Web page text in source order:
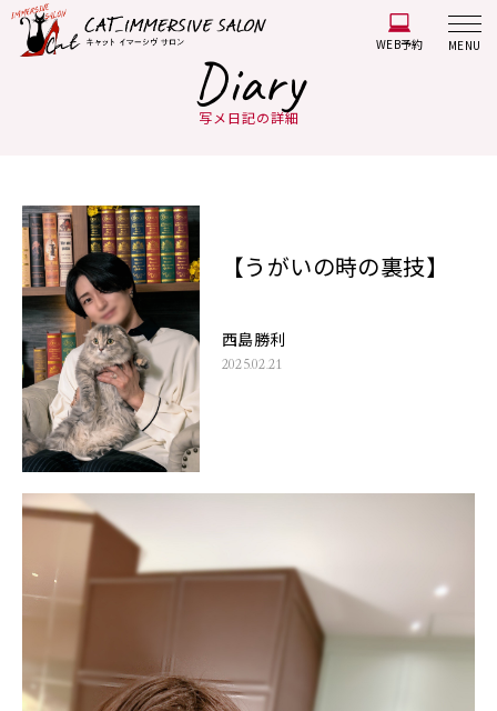
WEB予約 MENU
Diary
写メ日記の詳細
【うがいの時の裏技】
西島勝利
2025.02.21